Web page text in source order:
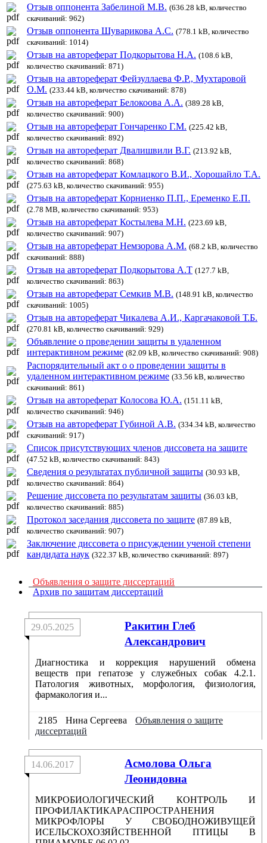
Отзыв оппонента Забелиной М.В. (636.28 kB, количество
скачиваний: 962)
Отзыв оппонента Шуварикова А.С. (778.1 kB, количество
скачиваний: 1014)
Отзыв на автореферат Подкорытова Н.А. (108.6 kB,
количество скачиваний: 871)
Отзыв на автореферат Фейзуллаева Ф.Р., Мухтаровой
О.М. (233.44 kB, количество скачиваний: 878)
Отзыв на автореферат Белокоова А.А. (389.28 kB,
количество скачиваний: 900)
Отзыв на автореферат Гончаренко Г.М. (225.42 kB,
количество скачиваний: 892)
Отзыв на автореферат Двалишвили В.Г. (213.92 kB,
количество скачиваний: 868)
Отзыв на автореферат Комлацкого В.И., Хорошайло Т.А.
(275.63 kB, количество скачиваний: 955)
Отзыв на автореферат Корниенко П.П., Еременко Е.П.
(2.78 MB, количество скачиваний: 953)
Отзыв на автореферат Костылева М.Н. (223.69 kB,
количество скачиваний: 907)
Отзыв на автореферат Немзорова А.М. (68.2 kB, количество
скачиваний: 888)
Отзыв на автореферат Подкорытова А.Т (127.7 kB,
количество скачиваний: 863)
Отзыв на автореферат Семкив М.В. (148.91 kB, количество
скачиваний: 1005)
Отзыв на автореферат Чикалева А.И., Каргачаковой Т.Б.
(270.81 kB, количество скачиваний: 929)
Объявление о проведении защиты в удаленном
интерактивном режиме (82.09 kB, количество скачиваний: 908)
Распорядительный акт о о проведении защиты в
удаленном интерактивном режиме (33.56 kB, количество
скачиваний: 861)
Отзыв на автореферат Колосова Ю.А. (151.11 kB,
количество скачиваний: 946)
Отзыв на автореферат Губиной А.В. (334.34 kB, количество
скачиваний: 917)
Список присутствующих членов диссовета на защите
(47.52 kB, количество скачиваний: 843)
Сведения о результатах публичной защиты (30.93 kB,
количество скачиваний: 864)
Решение диссовета по результатам защиты (36.03 kB,
количество скачиваний: 885)
Протокол заседания диссовета по защите (87.89 kB,
количество скачиваний: 907)
Заключение диссовета о присуждении ученой степени
кандидата наук (322.37 kB, количество скачиваний: 897)
Объявления о защите диссертаций
Архив по защитам диссертаций
Ракитин Глеб
Александрович
29.05.2025
Диагностика и коррекция нарушений обмена
веществ при гепатозе у служебных собак 4.2.1.
Патология животных, морфология, физиология,
фармакология и...
2185 Нина Сергеева
Объявления о защите
диссертаций
Aсмоловa Ольгa
Леонидовнa
14.06.2017
МИКРОБИОЛОГИЧЕСКИЙ КОНТРОЛЬ И
ПРОФИЛAКТИКAРAСПРОСТРAНЕНИЯ
МИКРОФЛОРЫ У СВОБОДНОЖИВУЩЕЙ
ИСЕЛЬСКОХОЗЯЙСТВЕННОЙ ПТИЦЫ В